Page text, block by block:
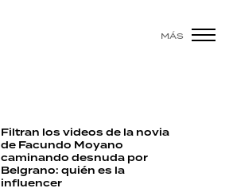
MÁS
Filtran los videos de la novia
de Facundo Moyano
caminando desnuda por
Belgrano: quién es la
influencer